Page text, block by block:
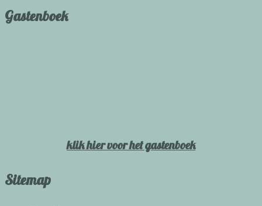
Gastenboek
klik hier voor het gastenboek
Sitemap